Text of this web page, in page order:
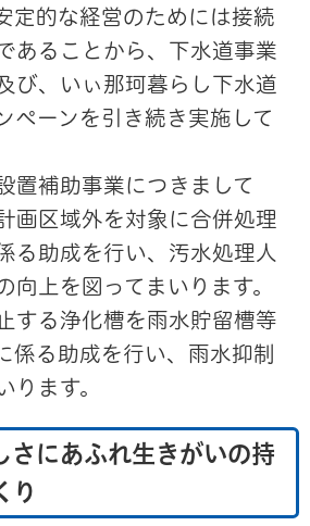
定的な経営のためには接続
あることから、下水道事業
び、いぃ那珂暮らし下水道
ペーンを引き続き実施して
置補助事業につきまして
画区域外を対象に合併処理
る助成を行い、汚水処理人
向上を図ってまいります。
する浄化槽を雨水貯留槽等
係る助成を行い、雨水抑制
ります。
さにあふれ生きがいの持
り